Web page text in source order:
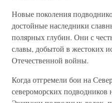
Новые поколения
достойные наследники
полярных глубин. Они с
славы, добытой в жестоких
Отечественной войны.
Когда отгремели бои на
североморских подводников